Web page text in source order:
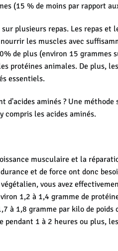
(15 % de moins par rapport
plusieurs repas. Les repas
les muscles avec
de plus (environ 15
protéines animales. De plus,
essentiels.
d'acides aminés ? Une méthode
les acides aminés.
musculaire et la
et de force ont donc
vous avez
1,2 à 1,4 gramme de
à 1,8 gramme par kilo de poids
1 à 2 heures ou plus,